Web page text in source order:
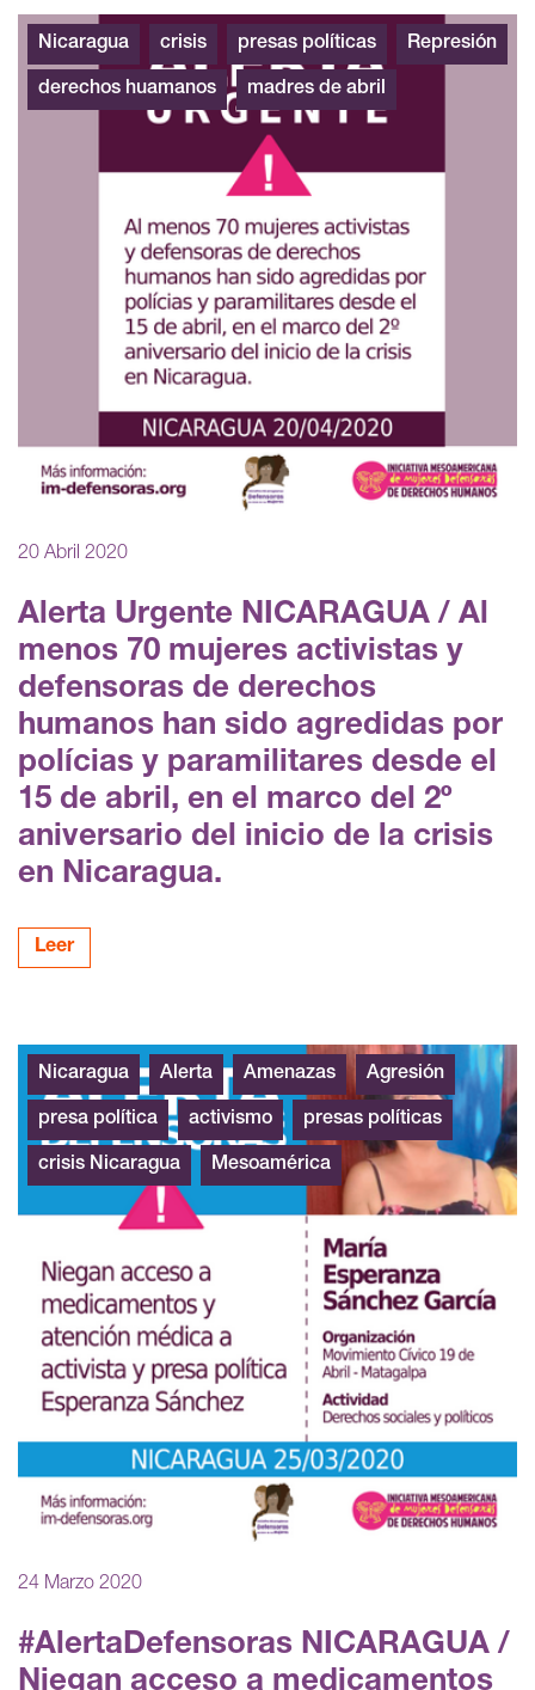
20 Abril 2020
Alerta Urgente NICARAGUA / Al
menos 70 mujeres activistas y
defensoras de derechos
humanos han sido agredidas por
polícias y paramilitares desde el
15 de abril, en el marco del 2º
aniversario del inicio de la crisis
en Nicaragua.
Leer
Nicaragua crisis presas políticas Represión
derechos huamanos madres de abril
24 Marzo 2020
#AlertaDefensoras NICARAGUA /
Niegan acceso a medicamentos
Nicaragua Alerta Amenazas Agresión
presa política activismo presas políticas
crisis Nicaragua Mesoamérica